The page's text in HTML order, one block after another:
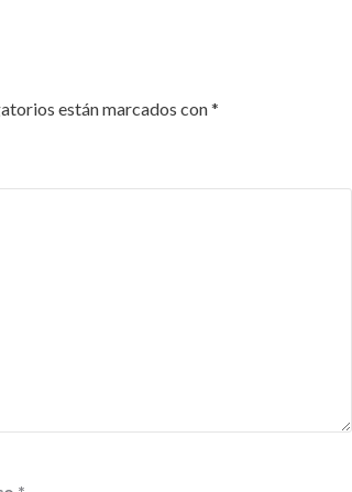
están marcados con*